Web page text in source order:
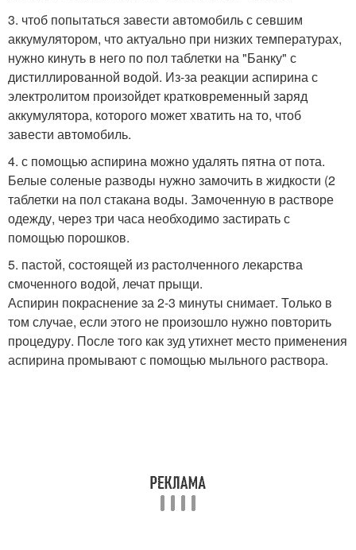
3. чтоб попытаться завести автомобиль с севшим
аккумулятором, что актуально при низких температурах,
нужно кинуть в него по пол таблетки на "Банку" с
дистиллированной водой. Из-за реакции аспирина с
электролитом произойдет кратковременный заряд
аккумулятора, которого может хватить на то, чтоб
завести автомобиль.
4. с помощью аспирина можно удалять пятна от пота.
Белые соленые разводы нужно замочить в жидкости (2
таблетки на пол стакана воды. Замоченную в растворе
одежду, через три часа необходимо застирать с
помощью порошков.
5. пастой, состоящей из растолченного лекарства
смоченного водой, лечат прыщи.
Аспирин покраснение за 2-3 минуты снимает. Только в
том случае, если этого не произошло нужно повторить
процедуру. После того как зуд утихнет место применения
аспирина промывают с помощью мыльного раствора.